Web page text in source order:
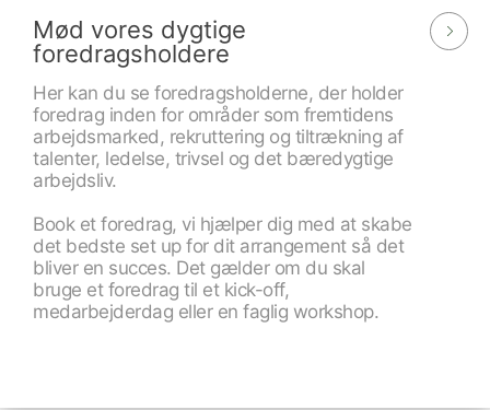
Mød vores dygtige
foredragsholdere
Her kan du se foredragsholderne, der holder
foredrag inden for områder som fremtidens
arbejdsmarked, rekruttering og tiltrækning af
talenter, ledelse, trivsel og det bæredygtige
arbejdsliv.
Book et foredrag, vi hjælper dig med at skabe
det bedste set up for dit arrangement så det
bliver en succes. Det gælder om du skal
bruge et foredrag til et kick-off,
medarbejderdag eller en faglig workshop.